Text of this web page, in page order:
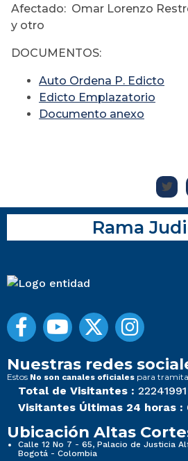
Afectado: Omar Lorenzo
y otro
DOCUMENTOS:
Auto Ordena P. Edicto
Edicto Emplazatorio
Documento anexo
Rama
Nuestras redes
Estos No son canales oficiales para
Total de Visitantes : 22241991
Visitantes Últimas 24 horas :
Ubicación Altas
Calle 12 No 7 - 65, Palacio de Justicia
Bogotá - Colombia